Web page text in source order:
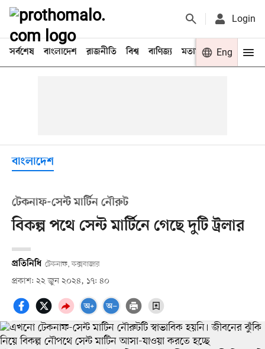
Login
সর্বশেষ বাংলাদেশ রাজনীতি বিশ্ব বাণিজ্য মতামত খেলা
Eng
বাংলাদেশ
টেকনাফ-সেন্ট মার্টিন নৌরুট
বিকল্প পথে সেন্ট মার্টিনে গেছে দুটি ট্রলার
প্রতিনিধি টেকনাফ, কক্সবাজার
প্রকাশ: ২২ জুন ২০২৪, ১৭: ৪০